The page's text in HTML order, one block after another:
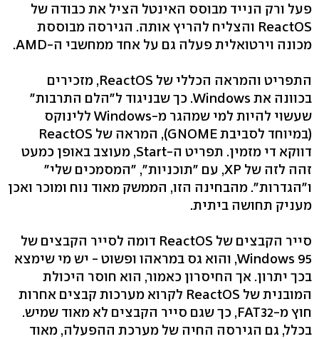
פעל ורק הנייד מבוסס האינטל הציל את כבודה של
ReactOS והצליח להריץ אותה. הגירסה מבוססת
מכונה וירטואלית פעלה גם על אחד ממחשבי ה-AMD.
התפריט והמראה הכללי של ReactOS, מזכירים
בכוונה את Windows. כך שבניגוד ל"הלם התרבות"
שעשוי להיות למי שמהגר מ-Windows ללינוקס
(במיוחד לסביבת GNOME), המראה של ReactOS
דווקא די מזמין. תפריט ה-Start, מעוצב באופן כמעט
זהה לזה של XP, עם "תוכניות", "המסמכים שלי"
ו"הגדרות". מהבחינה הזו, הממשק מאוד נוח ומוכר ואכן
מעניק תחושה ביתית.
סייר הקבצים של ReactOS דומה לסייר הקבצים של
Windows 95, והוא גס במראהו ופשוט - יש מי שימצא
בכך יתרון. אך החיסרון כאמור, הוא חוסר היכולת
המובנית של ReactOS לקרוא מערכות קבצים אחרות
חוץ מ-FAT32, כך שגם סייר הקבצים לא מאוד שמיש.
בכלל, גם הגירסה החיה של מערכת ההפעלה, מאוד